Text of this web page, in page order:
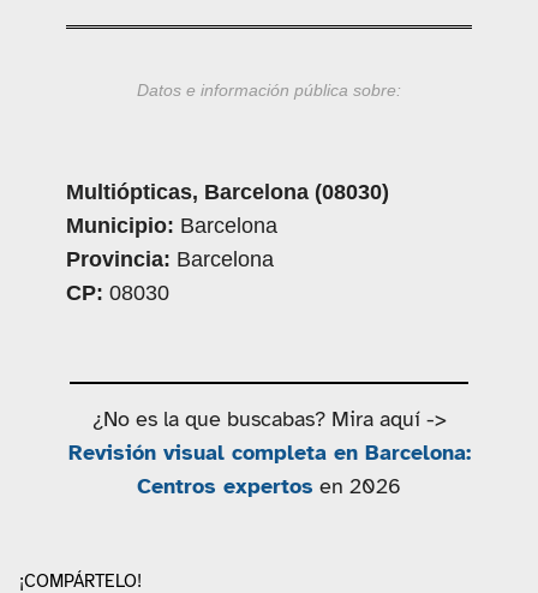
Datos e información pública sobre:
Multiópticas, Barcelona (08030)
Municipio: Barcelona
Provincia: Barcelona
CP: 08030
¿No es la que buscabas? Mira aquí ->
Revisión visual completa en Barcelona:
Centros expertos en 2026
¡COMPÁRTELO!